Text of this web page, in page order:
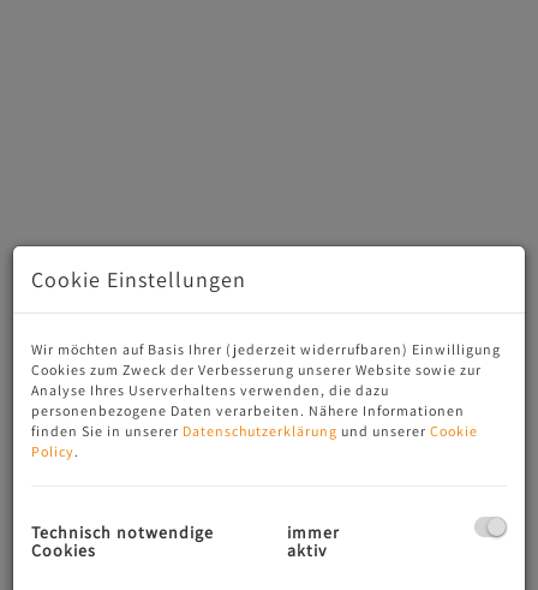
Charakter in Altmannsdorf (c) CL-immogroup, www.CL-
immogroup.at
Beschreibung
Cookie Einstellungen
Wir möchten auf Basis Ihrer (jederzeit widerrufbaren) Einwilligung
Cookies zum Zweck der Verbesserung unserer Website sowie zur
Analyse Ihres Userverhaltens verwenden, die dazu
personenbezogene Daten verarbeiten. Nähere Informationen
finden Sie in unserer Datenschutzerklärung und unserer Cookie
Policy.
Technisch notwendige
Cookies
immer
aktiv